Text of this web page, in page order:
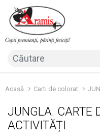
Acasă Carti de colorat
JUNGLA. CARTE
ACTIVITĂȚI